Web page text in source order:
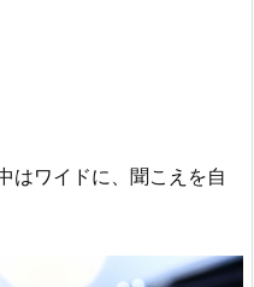
はワイドに、聞こえを自